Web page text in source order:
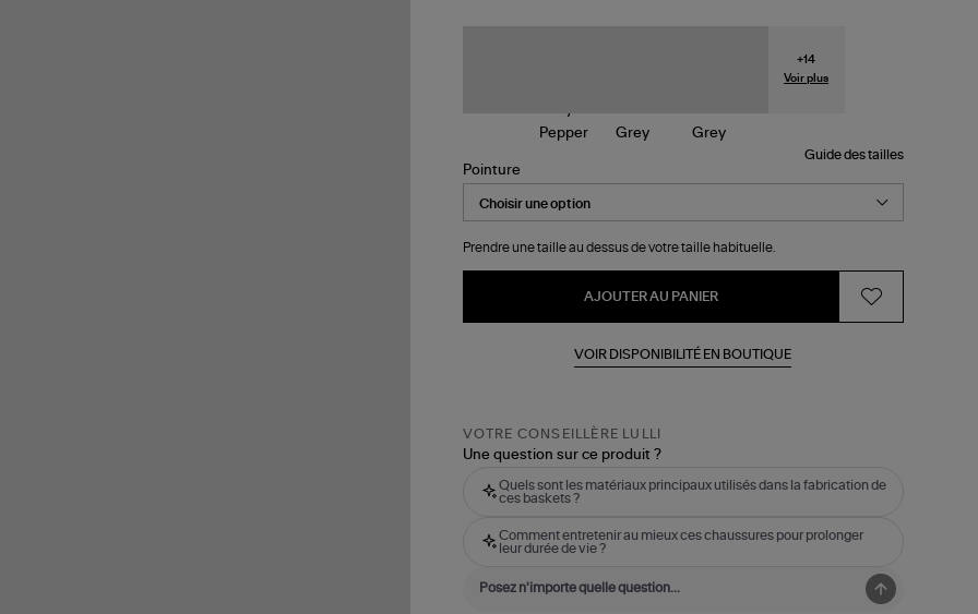
+14
Voir plus
Guide des tailles
Pointure
Prendre une taille au dessus de votre taille habituelle.
AJOUTER AU PANIER
VOIR DISPONIBILITÉ EN BOUTIQUE
VOTRE CONSEILLÈRE LULLI
Une question sur ce produit ?
Quels sont les matériaux principaux utilisés dans la fabrication de
ces baskets ?
Comment entretenir au mieux ces chaussures pour prolonger
leur durée de vie ?